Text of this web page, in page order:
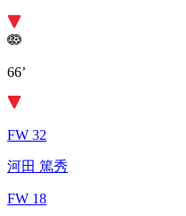
66’
FW 32
河田 篤秀
FW 18